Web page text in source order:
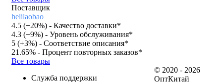
Поставщик
helilaobao
4.5 (+20%) - Качество доставки*
4.3 (+9%) - Уровень обслуживания*
5 (+3%) - Соответствие описания*
21.65% - Процент повторных заказов*
Все товары
Служба поддержки
© 2020 - 2026
ОптКитай